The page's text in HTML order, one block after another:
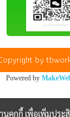
by
Powered by
านคุกกี้ เพื่อเพิ่มปร